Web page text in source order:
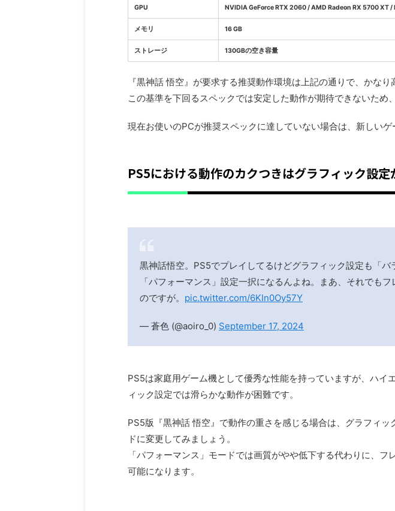
GPU NVIDIA GeForce RTX 2060 / AMD Radeon RX 5700 XT /
メモリ 16 GB
ストレージ 130GBの空き容量
『黒神話 悟空』が要求する推奨動作環境は上記の通りで、かなり
この基準を下回るスペックでは安定した動作が期待できないため
現在お使いのPCが推奨スペックに達していない場合は、新しい
PS5における動作のカクつきはグラフィック設定
黒神話悟空。PS5でプレイしてるけどグラフィック設定も「
「パフォーマンス」設定一択になるんよね。まあ、それでも
のですが。 pic.twitter.com/6KIn0Oy57Y
— 蒼色 (@aoiro_0) September 17, 2024
PS5は家庭用ゲーム機として優秀な性能を持っていますが、ハ
ィック設定では滑らかな動作が困難です。
PS5版『黒神話 悟空』で動作の重さを感じる場合は、グラフィ
ドに変更してみましょう。
「パフォーマンス」モードでは画質がやや低下する代わりに、
可能になります。